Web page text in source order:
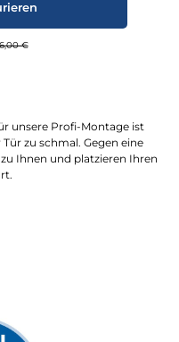
Preis:
€
unsere Profi-Montage ist
zu schmal. Gegen eine
Ihnen und platzieren Ihren